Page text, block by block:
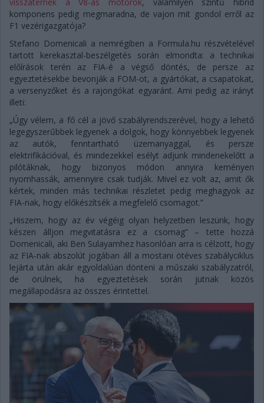
komponens pedig megmaradna, de vajon mit gondol erről az
F1 vezérigazgatója?
Stefano Domenicali a nemrégiben a Formula.hu részvételével
tartott kerekasztal-beszélgetés során elmondta: a technikai
előírások terén az FIA-é a végső döntés, de persze az
egyeztetésekbe bevonják a FOM-ot, a gyártókat, a csapatokat,
a versenyzőket és a rajongókat egyaránt. Ami pedig az irányt
illeti:
„Úgy vélem, a fő cél a jövő szabályrendszerével, hogy a lehető
legegyszerűbbek legyenek a dolgok, hogy könnyebbek legyenek
az autók, fenntartható üzemanyaggal, és persze
elektrifikációval, és mindezekkel esélyt adjunk mindenekelőtt a
pilótáknak, hogy bizonyos módon annyira keményen
nyomhassák, amennyire csak tudják. Mivel ez volt az, amit ők
kértek, minden más technikai részletet pedig meghagyok az
FIA-nak, hogy előkészítsék a megfelelő csomagot.”
„Hiszem, hogy az év végéig olyan helyzetben leszünk, hogy
készen álljon megvitatásra ez a csomag” – tette hozzá
Domenicali, aki Ben Sulayamhez hasonlóan arra is célzott, hogy
az FIA-nak abszolút jogában áll a mostani ötéves szabályciklus
lejárta után akár egyoldalúan dönteni a műszaki szabályzatról,
de örülnek, ha egyeztetések során jutnak közös
megállapodásra az összes érintettel.